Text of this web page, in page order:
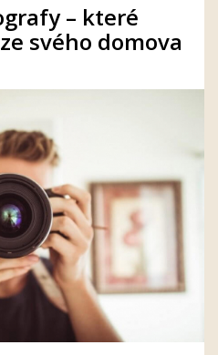
– které
svého domova